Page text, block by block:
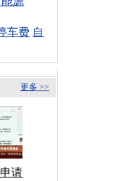
车费 自
更多 >>
申请